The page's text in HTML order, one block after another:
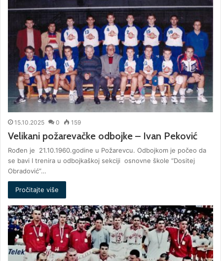
15.10.2025 0 159
Velikani požarevačke odbojke – Ivan Peković
Rođen je 21.10.1960.godine u Požarevcu. Odbojkom je počeo da
se bavi I trenira u odbojkaškoj sekciji osnovne škole “Dositej
Obradović”…
Pročitajte više